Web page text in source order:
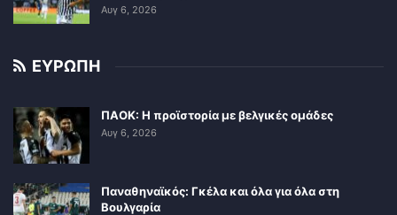
Αυγ 6, 2026
ΕΥΡΩΠΗ
ΠΑΟΚ: Η προϊστορία με βελγικές ομάδες
Αυγ 6, 2026
Παναθηναϊκός: Γκέλα και όλα για όλα στη
Βουλγαρία